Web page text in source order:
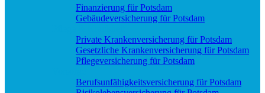
Finanzierung für Potsdam
Gebäudeversicherung für Potsdam
Private Krankenversicherung für Potsdam
Gesetzliche Krankenversicherung für Potsdam
Pflegeversicherung für Potsdam
Berufs­unfähigkeitsversicherung für Potsdam